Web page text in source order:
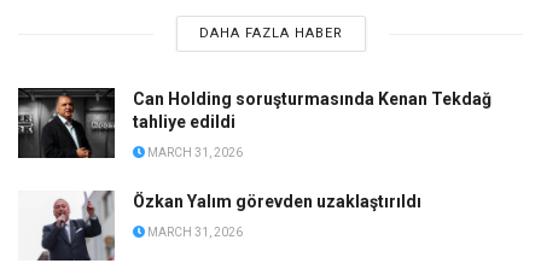
DAHA FAZLA HABER
Can Holding soruşturmasında Kenan Tekdağ
tahliye edildi
MARCH 31, 2026
Özkan Yalım görevden uzaklaştırıldı
MARCH 31, 2026